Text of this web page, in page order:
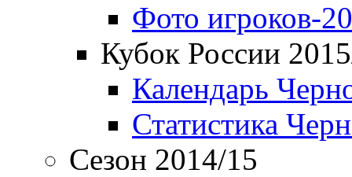
Фото игроков-
Кубок России
Календарь
Статистика
Сезон 2014/15